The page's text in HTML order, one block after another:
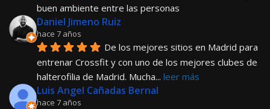
buen ambiente entre las personas
Daniel Jimeno Ruiz
hace 7 años
De los mejores sitios en Madrid para
entrenar Crossfit y con uno de los mejores clubes de
halterofilia de Madrid. Mucha... leer más
Luis Angel Cañadas Bernal
hace 7 años